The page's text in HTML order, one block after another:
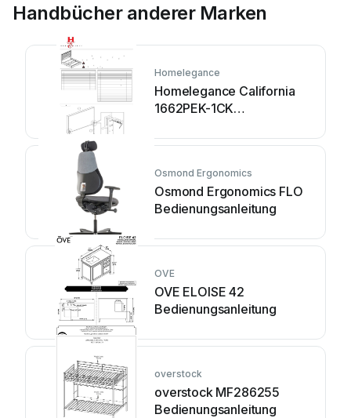
Handbücher anderer Marken
Homelegance
Homelegance California
1662PEK-1CK
Osmond Ergonomics
Osmond Ergonomics FLO
Bedienungsanleitung
OVE
OVE ELOISE 42
Bedienungsanleitung
overstock
overstock MF286255
Bedienungsanleitung